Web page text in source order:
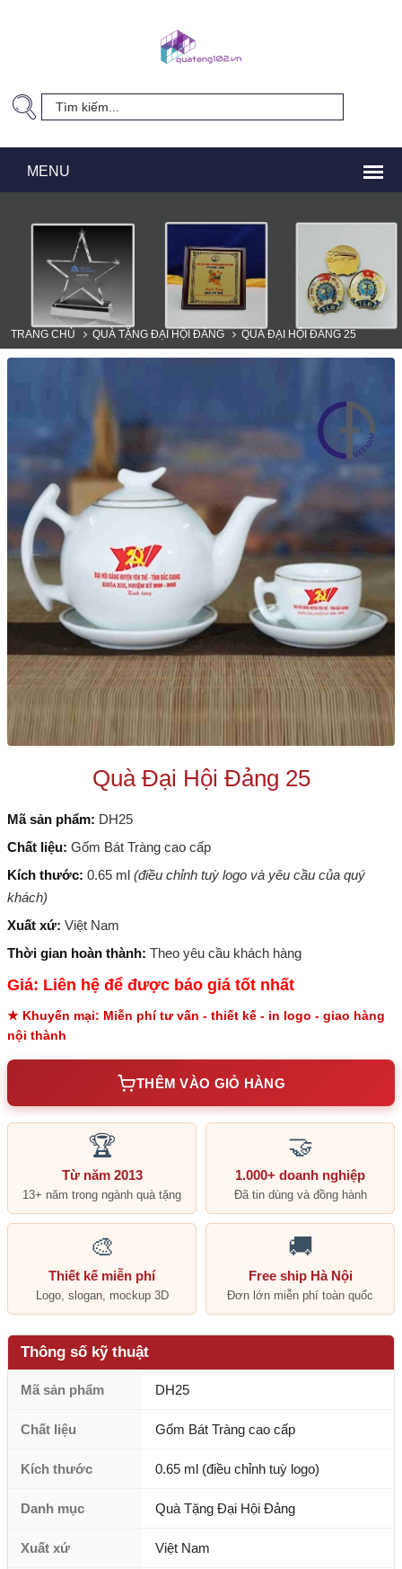
TRANG CHỦ QUÀ TẶNG ĐẠI HỘI ĐẢNG QUÀ ĐẠI HỘI ĐẢNG 25
Quà Đại Hội Đảng 25
Mã sản phẩm: DH25
Chất liệu: Gốm Bát Tràng cao cấp
Kích thước: 0.65 ml (điều chỉnh tuỳ logo và yêu cầu của quý
khách)
Xuất xứ: Việt Nam
Thời gian hoàn thành: Theo yêu cầu khách hàng
Giá: Liên hệ để được báo giá tốt nhất
★ Khuyến mại: Miễn phí tư vấn - thiết kế - in logo - giao hàng
nội thành
THÊM VÀO GIỎ HÀNG
🏆
Từ năm 2013
13+ năm trong ngành quà tặng
🤝
1.000+ doanh nghiệp
Đã tin dùng và đồng hành
🎨
Thiết kế miễn phí
Logo, slogan, mockup 3D
🚚
Free ship Hà Nội
Đơn lớn miễn phí toàn quốc
Thông số kỹ thuật
Mã sản phẩm DH25
Chất liệu Gốm Bát Tràng cao cấp
Kích thước 0.65 ml (điều chỉnh tuỳ logo)
Danh mục Quà Tặng Đại Hội Đảng
Xuất xứ Việt Nam